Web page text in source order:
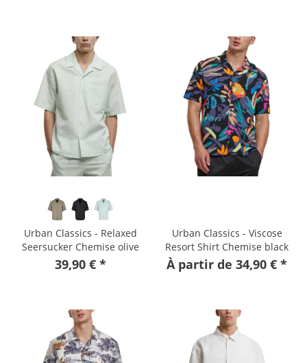
Urban Classics - Relaxed
Seersucker Chemise olive
39,90 € *
Urban Classics - Viscose
Resort Shirt Chemise black
fruity
À partir de 34,90 € *